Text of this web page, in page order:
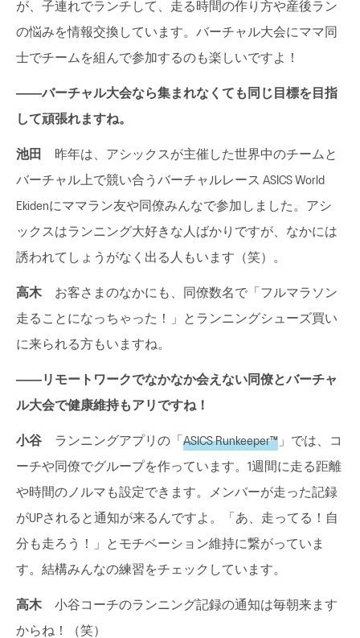
が、子連れでランチして、走る時間の作り方や産後ラン
の悩みを情報交換しています。バーチャル大会にママ同
士でチームを組んで参加するのも楽しいですよ！
――バーチャル大会なら集まれなくても同じ目標を目指
して頑張れますね。
池田 昨年は、アシックスが主催した世界中のチームと
バーチャル上で競い合うバーチャルレース ASICS World
Ekidenにママラン友や同僚みんなで参加しました。アシ
ックスはランニング大好きな人ばかりですが、なかには
誘われてしょうがなく出る人もいます（笑）。
高木 お客さまのなかにも、同僚数名で「フルマラソン
走ることになっちゃった！」とランニングシューズ買い
に来られる方もいますね。
――リモートワークでなかなか会えない同僚とバーチャ
ル大会で健康維持もアリですね！
小谷 ランニングアプリの「 ASICS Runkeeper™ 」では、コ
ーチや同僚でグループを作っています。1週間に走る距離
や時間のノルマも設定できます。メンバーが走った記録
がUPされると通知が来るんですよ。「あ、走ってる！自
分も走ろう！」とモチベーション維持に繋がっていま
す。結構みんなの練習をチェックしています。
高木 小谷コーチのランニング記録の通知は毎朝来ます
からね！（笑）